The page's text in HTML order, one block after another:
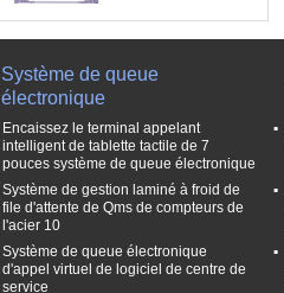
Système de queue
électronique
Encaissez le terminal appelant
intelligent de tablette tactile de 7
pouces système de queue électronique
Système de gestion laminé à froid de
file d'attente de Qms de compteurs de
l'acier 10
Système de queue électronique
d'appel virtuel de logiciel de centre de
service